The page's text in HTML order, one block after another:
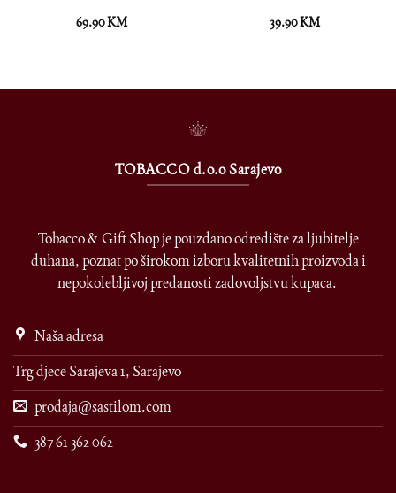
69.90KM
39.90KM
TOBACCO d.o.o Sarajevo
Tobacco & Gift Shop je pouzdano odredište za ljubitelje
duhana, poznat po širokom izboru kvalitetnih proizvoda i
nepokolebljivoj predanosti zadovoljstvu kupaca.
Naša adresa
Trg djece Sarajeva 1, Sarajevo
prodaja@sastilom.com
387 61 362 062